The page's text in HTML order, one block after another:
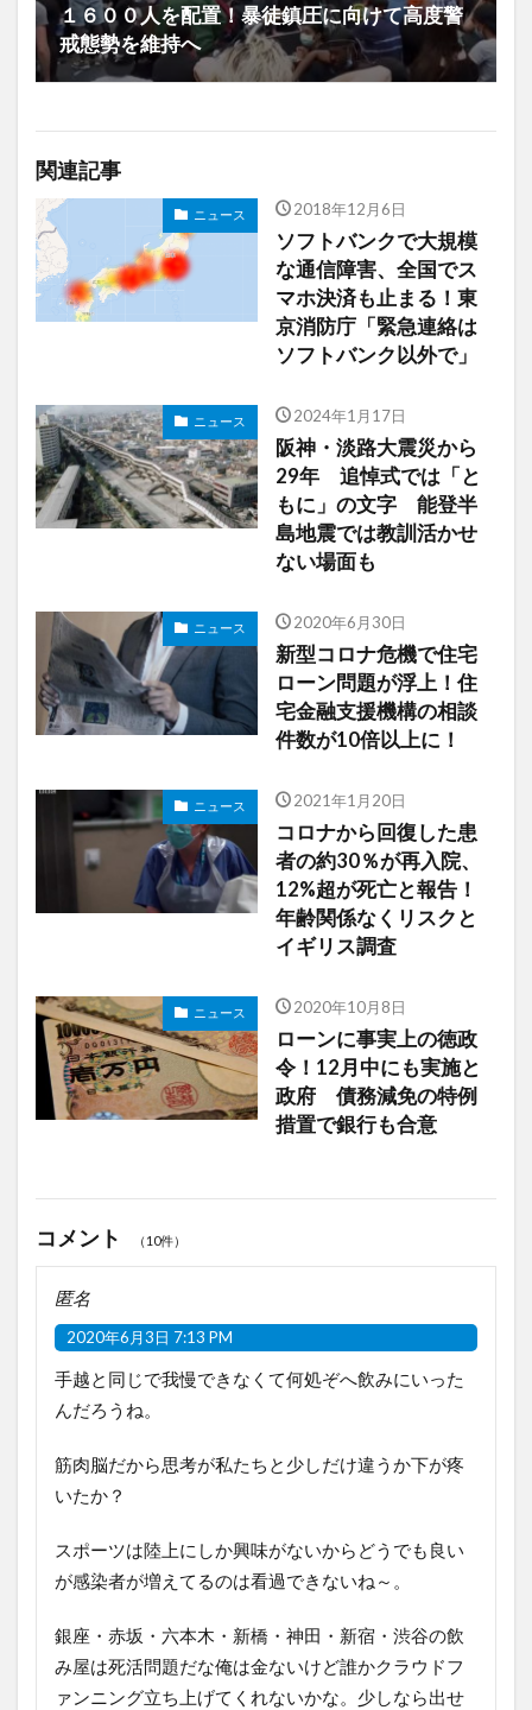
１６００人を配置！暴徒鎮圧に向けて高度警
戒態勢を維持へ
関連記事
ニュース 2018年12月6日
ソフトバンクで大規模
な通信障害、全国でス
マホ決済も止まる！東
京消防庁「緊急連絡は
ソフトバンク以外で」
ニュース 2024年1月17日
阪神・淡路大震災から
29年 追悼式では「と
もに」の文字 能登半
島地震では教訓活かせ
ない場面も
ニュース 2020年6月30日
新型コロナ危機で住宅
ローン問題が浮上！住
宅金融支援機構の相談
件数が10倍以上に！
ニュース 2021年1月20日
コロナから回復した患
者の約30％が再入院、
12%超が死亡と報告！
年齢関係なくリスクと
イギリス調査
ニュース 2020年10月8日
ローンに事実上の徳政
令！12月中にも実施と
政府 債務減免の特例
措置で銀行も合意
コメント （10件）
匿名
2020年6月3日 7:13 PM
手越と同じで我慢できなくて何処ぞへ飲みにいった
んだろうね。
筋肉脳だから思考が私たちと少しだけ違うか下が疼
いたか？
スポーツは陸上にしか興味がないからどうでも良い
が感染者が増えてるのは看過できないね～。
銀座・赤坂・六本木・新橋・神田・新宿・渋谷の飲
み屋は死活問題だな俺は金ないけど誰かクラウドフ
ァンニング立ち上げてくれないかな。少しなら出せ